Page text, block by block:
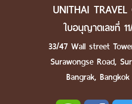
UNITHAI TRAVEL
ใบอนุญาตเลขที่
33/47 Wall street
Surawongse Road,
Bangrak,